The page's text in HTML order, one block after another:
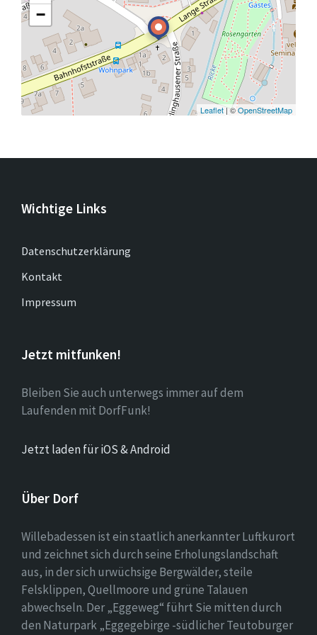
−
Leaflet| ©OpenStreetMap
Wichtige Links
Datenschutzerklärung
Kontakt
Impressum
Jetzt mitfunken!
Bleiben Sie auch unterwegs immer auf dem
Laufenden mit DorfFunk!
Jetzt laden für iOS & Android
Über Dorf
Willebadessen ist ein staatlich anerkannter Luftkurort
und zeichnet sich durch seine Erholungslandschaft
aus, in der sich urwüchsige Bergwälder, steile
Felsklippen, Quellmoore und grüne Talauen
abwechseln. Der „Eggeweg“ führt Sie mitten durch
den Naturpark „Eggegebirge -südlicher Teutoburger